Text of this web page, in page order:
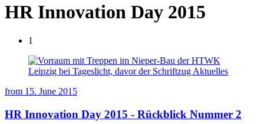
HR Innovation Day 2015
1
from 15. June 2015
HR Innovation Day 2015 - Rückblick Nummer 2